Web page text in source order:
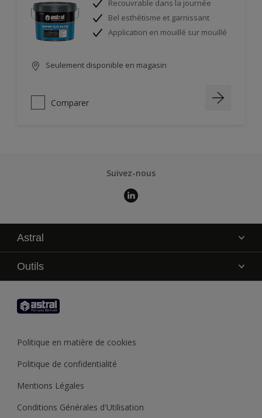
Recouvrable dans la journée
Bel esthétisme et garnissant
Application en mouillé sur mouillé
Seulement disponible en magasin
Comparer
Suivez-nous
Astral
La marque
Service technique
Contact
Trouver un point de vente
Recycler son pot de peinture
Outils
Politique en matière de cookies
Politique de confidentialité
Mentions Légales
Conditions Générales d'Utilisation